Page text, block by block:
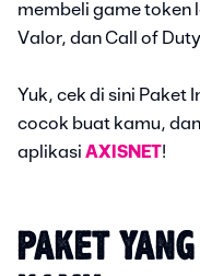
membeli game token
Valor, dan Call of
Yuk, cek di sini Paket
cocok buat kamu,
aplikasi AXISNET!
PAKET